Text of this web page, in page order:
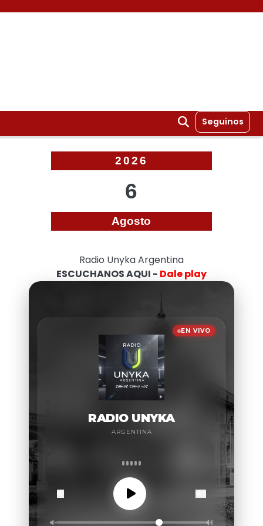
Seguinos
2026
6
Agosto
Radio Unyka Argentina
ESCUCHANOS AQUI - Dale play